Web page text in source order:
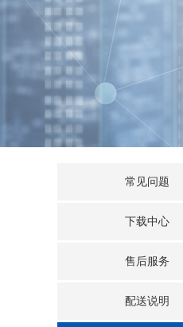
常见问题
下载中心
售后服务
配送说明